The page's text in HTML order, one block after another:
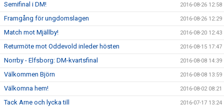
Semifinal i DM! 2016-08-26 12:58
Framgång för ungdomslagen 2016-08-26 12:29
Match mot Mjällby! 2016-08-20 12:43
Returmöte mot Oddevold inleder hösten 2016-08-15 17:47
Norrby - Elfsborg: DM-kvartsfinal 2016-08-08 14:39
Välkommen Björn 2016-08-08 13:59
Välkomna hem! 2016-08-02 08:21
Tack Arne och lycka till 2016-07-17 13:24